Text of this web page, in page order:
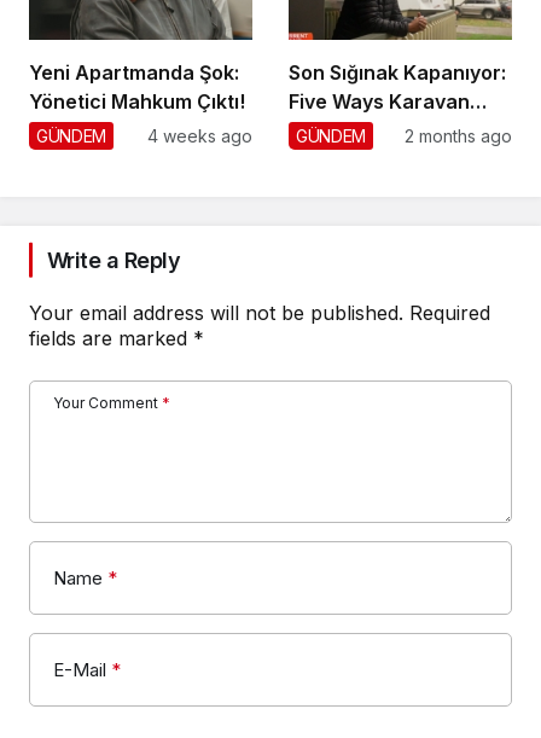
Yeni Apartmanda Şok:
Yönetici Mahkum Çıktı!
GÜNDEM 4 weeks ago
Son Sığınak Kapanıyor:
Five Ways Karavan
Park
GÜNDEM 2 months ago
Write a Reply
Your email address will not be published. Required
fields are marked *
Your Comment *
Name *
E-Mail *